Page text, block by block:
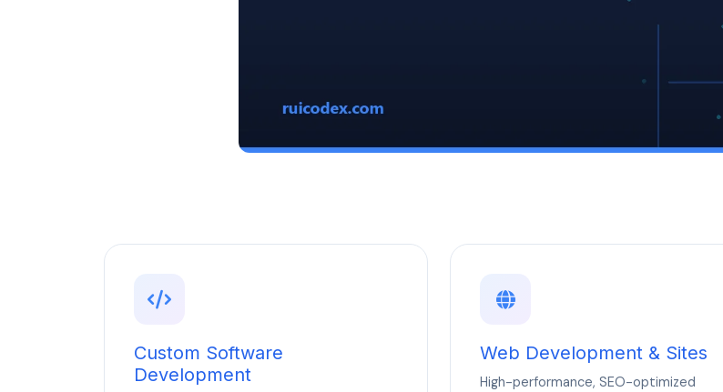
Custom Software
Development
Web Development & Sites
High-performance, SEO-optimized